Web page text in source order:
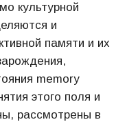
культурной
и
памяти и их
memory
этого поля и
рассмотрены в